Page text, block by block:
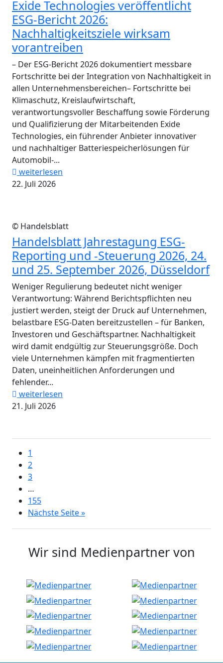
Exide Technologies veröffentlicht
ESG-Bericht 2026:
Nachhaltigkeitsziele wirksam
vorantreiben
– Der ESG-Bericht 2026 dokumentiert messbare
Fortschritte bei der Integration von Nachhaltigkeit in
allen Unternehmensbereichen– Fortschritte bei
Klimaschutz, Kreislaufwirtschaft,
verantwortungsvoller Beschaffung sowie Förderung
und Qualifizierung der Mitarbeitenden Exide
Technologies, ein führender Anbieter innovativer
und nachhaltiger Batteriespeicherlösungen für
Automobil-...
weiterlesen
22. Juli 2026
© Handelsblatt
Handelsblatt Jahrestagung ESG-
Reporting und -Steuerung 2026, 24.
und 25. September 2026, Düsseldorf
Weniger Regulierung bedeutet nicht weniger
Verantwortung: Während Berichtspflichten neu
justiert werden, steigt der Druck auf Unternehmen,
belastbare ESG-Daten bereitzustellen – für Banken,
Investoren und Geschäftspartner. Nachhaltigkeit
wird damit endgültig zur Steuerungsgröße. Doch
viele Unternehmen kämpfen mit fragmentierten
Daten, uneinheitlichen Anforderungen und
fehlender...
weiterlesen
21. Juli 2026
1
2
3
…
155
Nächste Seite »
Wir sind Medienpartner von